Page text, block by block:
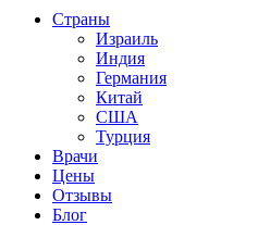
Страны
Израиль
Индия
Германия
Китай
США
Турция
Врачи
Цены
Отзывы
Блог